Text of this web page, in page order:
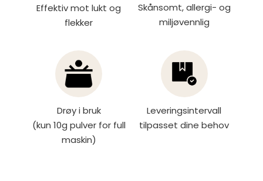
Effektiv mot lukt og
flekker
Drøy i bruk
(kun 10g pulver for full
maskin)
Leveringsintervall
tilpasset dine behov
Skånsomt, allergi- og
miljøvennlig